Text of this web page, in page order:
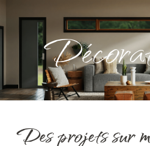
Des projets sur